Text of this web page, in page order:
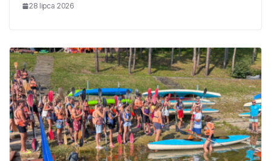
28 lipca 2026